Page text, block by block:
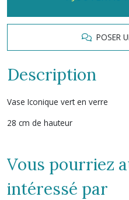
POSER
Description
Vase Iconique vert en verre
28 cm de hauteur
Vous pourriez
intéressé par